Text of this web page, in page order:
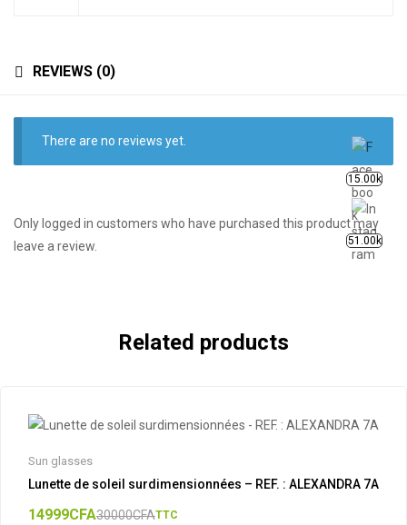
REVIEWS (0)
There are no reviews yet.
Only logged in customers who have purchased this product may
leave a review.
Related products
Sun glasses
Lunette de soleil surdimensionnées – REF. : ALEXANDRA 7A
30000CFA
14999CFA TTC
15.00k
51.00k